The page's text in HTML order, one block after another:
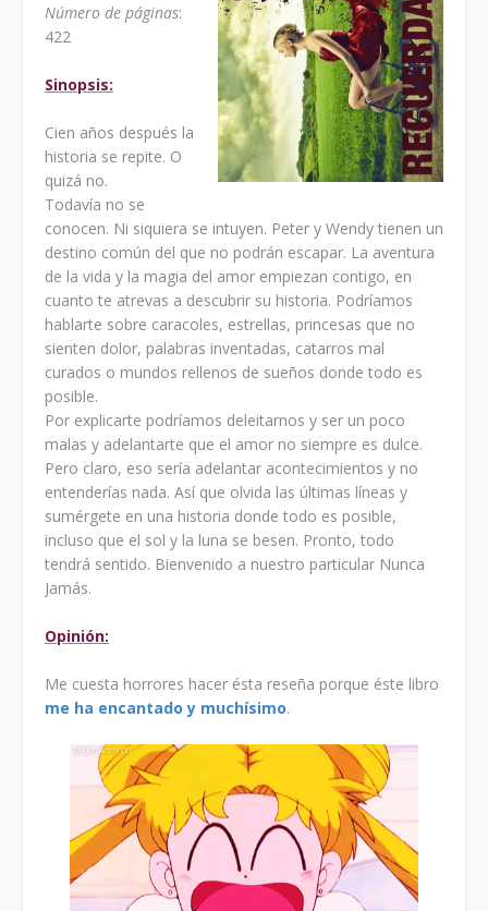
Número de páginas:
422
Sinopsis:
Cien años después la
historia se repite. O
quizá no.
Todavía no se
conocen. Ni siquiera se intuyen. Peter y Wendy tienen un
destino común del que no podrán escapar. La aventura
de la vida y la magia del amor empiezan contigo, en
cuanto te atrevas a descubrir su historia. Podríamos
hablarte sobre caracoles, estrellas, princesas que no
sienten dolor, palabras inventadas, catarros mal
curados o mundos rellenos de sueños donde todo es
posible.
Por explicarte podríamos deleitarnos y ser un poco
malas y adelantarte que el amor no siempre es dulce.
Pero claro, eso sería adelantar acontecimientos y no
entenderías nada. Así que olvida las últimas líneas y
sumérgete en una historia donde todo es posible,
incluso que el sol y la luna se besen. Pronto, todo
tendrá sentido. Bienvenido a nuestro particular Nunca
Jamás.
Opinión:
Me cuesta horrores hacer ésta reseña porque éste libro
me ha encantado y muchísimo.